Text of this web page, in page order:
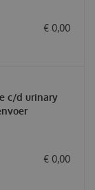
€ 0,00
c/d urinary
€ 0,00